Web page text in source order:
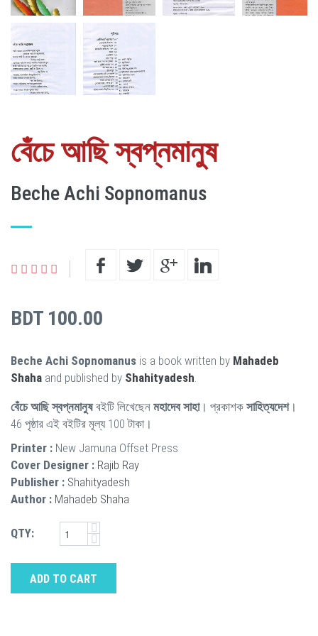
বেঁচে আছি স্বপ্নমানুষ
Beche Achi Sopnomanus
BDT 100.00
Beche Achi Sopnomanus is a book written by Mahadeb
Shaha and published by Shahityadesh
বেঁচে আছি স্বপ্নমানুষবইটি লিখেছেন মহাদেব সাহা। প্রকাশক সাহিত্যদেশ।
46 পৃষ্ঠার এই বইটির মূল্য 100 টাকা।
Printer : New Jamuna Offset Press
Cover Designer : Rajib Ray
Publisher : Shahityadesh
Author : Mahadeb Shaha
QTY:
ADD TO CART